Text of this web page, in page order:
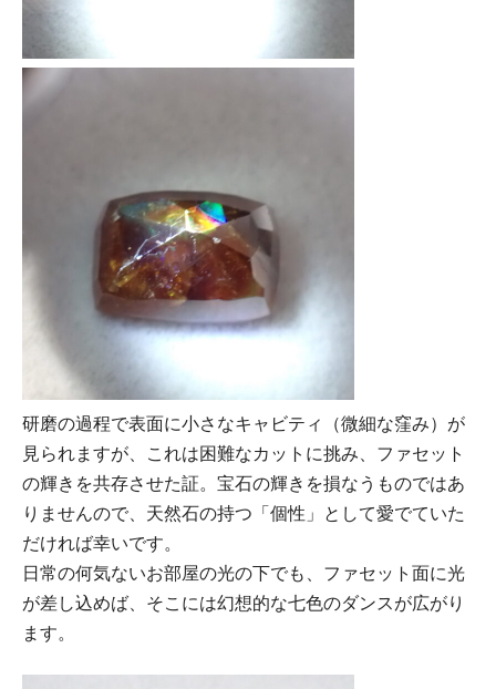
研磨の過程で表面に小さなキャビティ（微細な窪み）が
見られますが、これは困難なカットに挑み、ファセット
の輝きを共存させた証。宝石の輝きを損なうものではあ
りませんので、天然石の持つ「個性」として愛でていた
だければ幸いです。
日常の何気ないお部屋の光の下でも、ファセット面に光
が差し込めば、そこには幻想的な七色のダンスが広がり
ます。